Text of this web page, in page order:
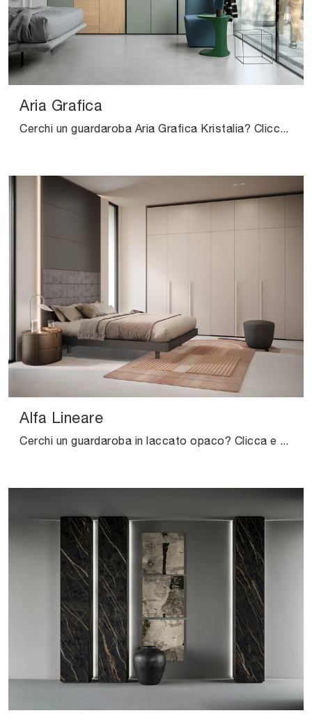
Aria Grafica
Cerchi un guardaroba Aria Grafica Kristalia? Clicca subito! Gli armadi a muro con ante battenti ti attendono.
Alfa Lineare
Cerchi un guardaroba in laccato opaco? Clicca e scopri armadi a muro con ante battenti di Novamobili.